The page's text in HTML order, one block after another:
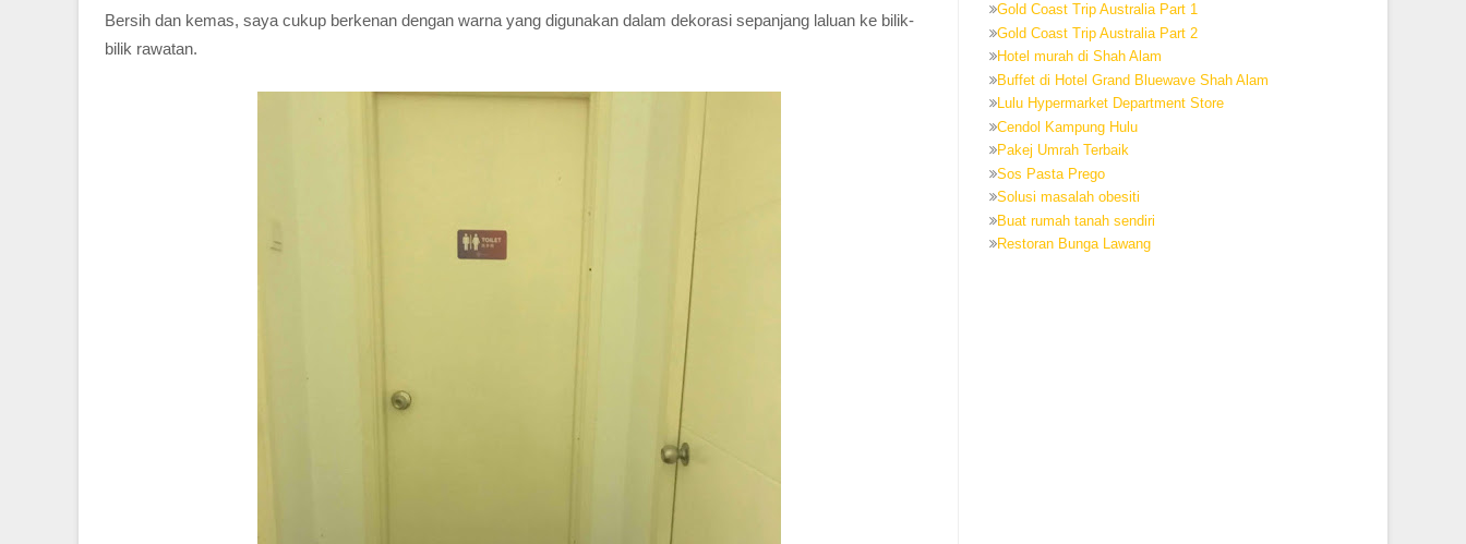
Bersih dan kemas, saya cukup berkenan dengan warna yang digunakan dalam dekorasi sepanjang laluan ke bilik-
bilik rawatan.
Gold Coast Trip Australia Part 1
Gold Coast Trip Australia Part 2
Hotel murah di Shah Alam
Buffet di Hotel Grand Bluewave Shah Alam
Lulu Hypermarket Department Store
Cendol Kampung Hulu
Pakej Umrah Terbaik
Sos Pasta Prego
Solusi masalah obesiti
Buat rumah tanah sendiri
Restoran Bunga Lawang